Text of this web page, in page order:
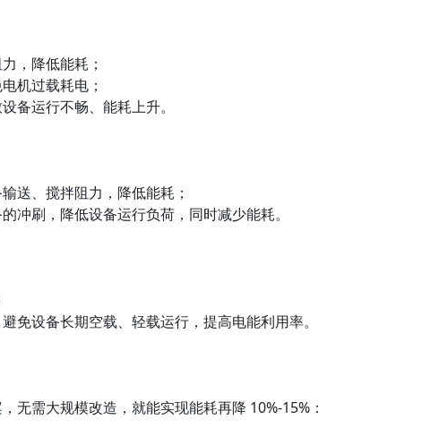
，降低能耗；
机过载耗电；
备运行不畅、能耗上升。
送、搅拌阻力，降低能耗；
冲刷，降低设备运行负荷，同时减少能耗。
免设备长期空载、轻载运行，提高电能利用率。
无需大规模改造，就能实现能耗再降 10%-15%：